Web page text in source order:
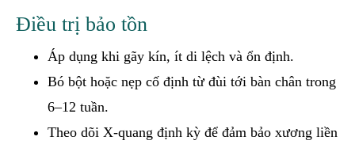
Điều trị bảo tồn
Áp dụng khi gãy kín, ít di lệch và ổn định.
Bó bột hoặc nẹp cố định từ đùi tới bàn chân trong
6–12 tuần.
Theo dõi X-quang định kỳ để đảm bảo xương liền